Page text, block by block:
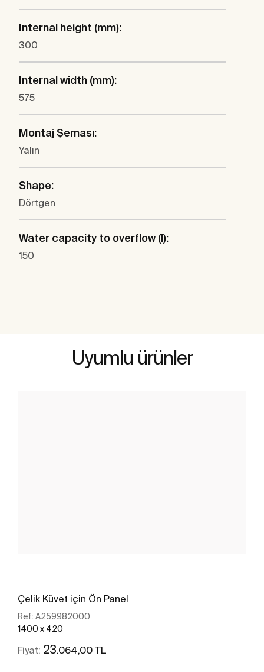
Internal height (mm):
300
Internal width (mm):
575
Montaj Şeması:
Yalın
Shape:
Dörtgen
Water capacity to overflow (l):
150
Uyumlu ürünler
Çelik Küvet için Ön Panel
Ref: A259982000
1400 x 420
Fiyat: 23.064,00 TL